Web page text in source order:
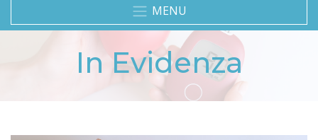
MENU
In Evidenza